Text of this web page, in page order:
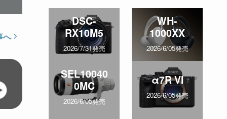
へ
DSC-
RX10M5
2026/7/31発売
WH-
1000XX
2026/6/05発売
SEL10040
0MC
2026/6/05発売
α7R VI
2026/6/05発売